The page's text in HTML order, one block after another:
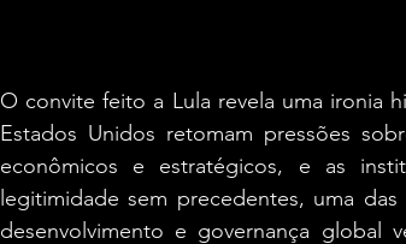
O convite feito a Lula revela uma ironia
Estados Unidos retomam pressões
econômicos e estratégicos, e as
legitimidade sem precedentes, uma
desenvolvimento e governança global